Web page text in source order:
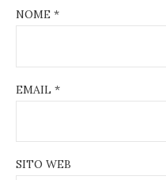
NOME *
EMAIL *
SITO WEB